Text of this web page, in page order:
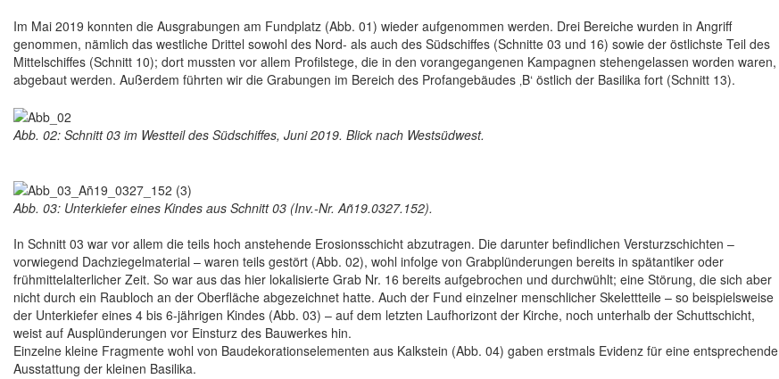
Im Mai 2019 konnten die Ausgrabungen am Fundplatz (Abb. 01) wieder aufgenommen werden. Drei Bereiche wurden in Angriff
genommen, nämlich das westliche Drittel sowohl des Nord- als auch des Südschiffes (Schnitte 03 und 16) sowie der östlichste Teil des
Mittelschiffes (Schnitt 10); dort mussten vor allem Profilstege, die in den vorangegangenen Kampagnen stehengelassen worden waren,
abgebaut werden. Außerdem führten wir die Grabungen im Bereich des Profangebäudes ‚B‘ östlich der Basilika fort (Schnitt 13).
Abb. 02: Schnitt 03 im Westteil des Südschiffes, Juni 2019. Blick nach Westsüdwest.
Abb. 03: Unterkiefer eines Kindes aus Schnitt 03 (Inv.-Nr. Añ19.0327.152).
In Schnitt 03 war vor allem die teils hoch anstehende Erosionsschicht abzutragen. Die darunter befindlichen Versturzschichten –
vorwiegend Dachziegelmaterial – waren teils gestört (Abb. 02), wohl infolge von Grabplünderungen bereits in spätantiker oder
frühmittelalterlicher Zeit. So war aus das hier lokalisierte Grab Nr. 16 bereits aufgebrochen und durchwühlt; eine Störung, die sich aber
nicht durch ein Raubloch an der Oberfläche abgezeichnet hatte. Auch der Fund einzelner menschlicher Skelettteile – so beispielsweise
der Unterkiefer eines 4 bis 6-jährigen Kindes (Abb. 03) – auf dem letzten Laufhorizont der Kirche, noch unterhalb der Schuttschicht,
weist auf Ausplünderungen vor Einsturz des Bauwerkes hin.
Einzelne kleine Fragmente wohl von Baudekorationselementen aus Kalkstein (Abb. 04) gaben erstmals Evidenz für eine entsprechende
Ausstattung der kleinen Basilika.